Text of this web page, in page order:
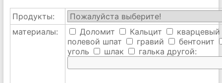
Продукты:
материалы:
Доломит Кальцит
кварцевый
полевой шпат
гравий
бентонит
уголь
шлак галька другой: